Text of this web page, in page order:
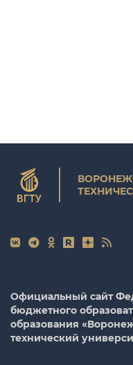
Официальный сайт
бюджетного
образования
технический